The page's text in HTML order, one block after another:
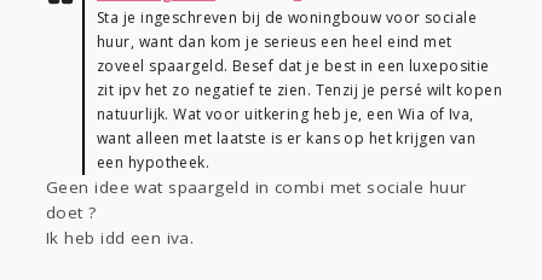
Sta je ingeschreven bij de woningbouw voor sociale
huur, want dan kom je serieus een heel eind met
zoveel spaargeld. Besef dat je best in een luxepositie
zit ipv het zo negatief te zien. Tenzij je persé wilt kopen
natuurlijk. Wat voor uitkering heb je, een Wia of Iva,
want alleen met laatste is er kans op het krijgen van
een hypotheek.
Geen idee wat spaargeld in combi met sociale huur
doet ?
Ik heb idd een iva.